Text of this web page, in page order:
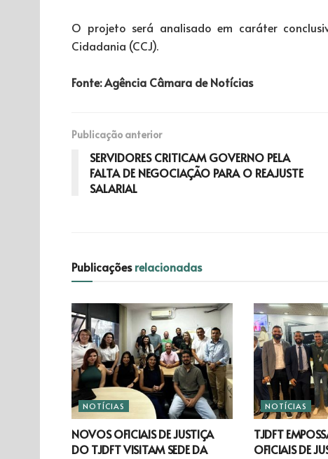
O projeto será analisado em caráter
Cidadania (CCJ).
Fonte: Agência Câmara de Notícias
Publicação anterior
SERVIDORES CRITICAM GOVERNO PELA
FALTA DE NEGOCIAÇÃO PARA O REAJUSTE
SALARIAL
Publicaçõesrelacionadas
NOTÍCIAS
NOVOS OFICIAIS DE JUSTIÇA
DO TJDFT VISITAM SEDE DA
NOTÍCIAS
TJDFT
OFICIAIS DE